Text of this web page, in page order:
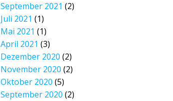
September 2021 (2)
Juli 2021 (1)
Mai 2021 (1)
April 2021 (3)
Dezember 2020 (2)
November 2020 (2)
Oktober 2020 (5)
September 2020 (2)